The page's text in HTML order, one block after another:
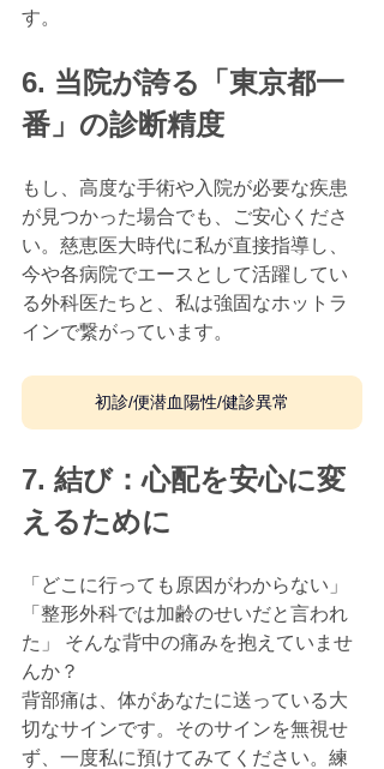
す。
6. 当院が誇る「東京都一
番」の診断精度
もし、高度な手術や入院が必要な疾患
が見つかった場合でも、ご安心くださ
い。慈恵医大時代に私が直接指導し、
今や各病院でエースとして活躍してい
る外科医たちと、私は強固なホットラ
インで繋がっています。
初診/便潜血陽性/健診異常
7. 結び：心配を安心に変
えるために
「どこに行っても原因がわからない」
「整形外科では加齢のせいだと言われ
た」 そんな背中の痛みを抱えていませ
んか？
背部痛は、体があなたに送っている大
切なサインです。そのサインを無視せ
ず、一度私に預けてみてください。練